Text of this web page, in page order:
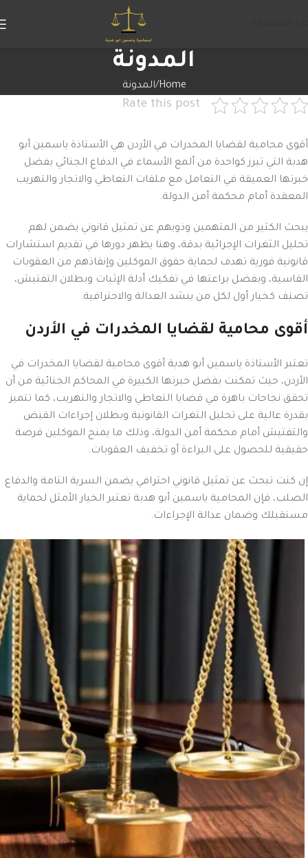
المدونة
Home المدونة
Rate this post
أقوى محامية لقضايا المخدرات في الأردن هي الأستاذة ياسمين أبو
هدبة التي تبرز كواحدة من ألمع الأسماء في الدفاع الجنائي بفضل
خبرتها العميقة في التعامل مع ملفات التعاطي والاتجار والتهريب
المعقدة أمام محكمة أمن الدولة.
يبحث الكثير من المتهمين وذويهم عن تمثيل قانوني يضمن لهم
تحليل الثغرات الإجرائية بدقة، وهنا يظهر دورها في تقديم استشارات
قانونية فورية تهدف لحماية حقوق الموكلين وإنقاذهم من العقوبات
القاسية، وبفضل براعتها في تفكيك أدلة الإثبات وبطلان التفتيش،
تصنف كخيار أول لكل من ينشد العدالة والاحترافية.
أقوى محامية لقضايا المخدرات في الأردن
تعتبر الأستاذة ياسمين أبو هدبة أقوى محامية لقضايا المخدرات في
الأردن، حيث تمكنت بفضل خبرتها الكبيرة في المحاكم الجنائية من أن
تحقق نجاحات باهرة في قضايا التعاطي والاتجار والتهريب، كما تتميز
بقدرة عالية على تحليل الثغرات القانونية وبطلان إجراءات القبض
والتفتيش أمام محكمة أمن الدولة، وذلك ما يمنح الموكلين فرصة
حقيقية للحصول على البراءة أو تخفيف العقوبات.
إن كنت تبحث عن تمثيل قانوني احترافي يضمن السرية التامة والدفاع
الصلب، فإن المحامية ياسمين أبو هدبة تعتبر الخيار الأمثل لحماية
مستقبلك وضمان عدالة الإجراءات.